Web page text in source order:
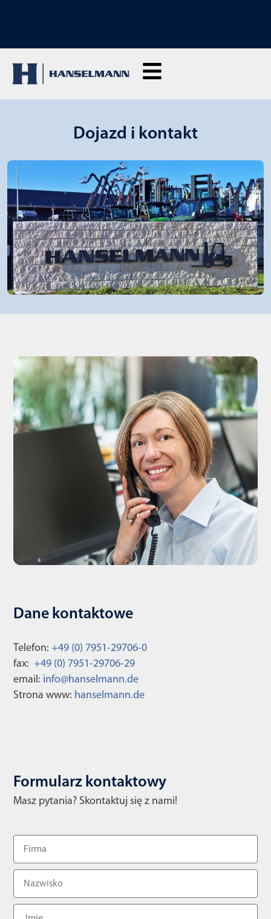
Dojazd i kontakt
Dane kontaktowe
Telefon: +49 (0) 7951-29706-0
fax: +49 (0) 7951-29706-29
email: info@hanselmann.de
Strona www: hanselmann.de
Formularz kontaktowy
Masz pytania? Skontaktuj się z nami!